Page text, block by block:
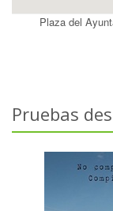
Plaza del
Pruebas